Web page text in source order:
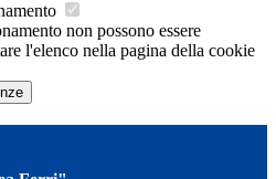
non possono essere
l'elenco nella pagina della cookie